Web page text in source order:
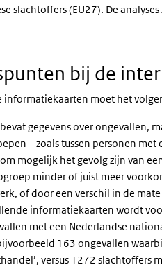
slachtoffers (EU27). De
bij de
informatiekaarten moet het
gegevens over ongevallen,
– zoals tussen personen
mogelijk het gevolg zijn van
minder of juist meer
of door een verschil in de
informatiekaarten wordt
met een Nederlandse
163 ongevallen
versus 1272